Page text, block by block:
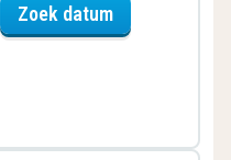
Zoek datumvoor Spa